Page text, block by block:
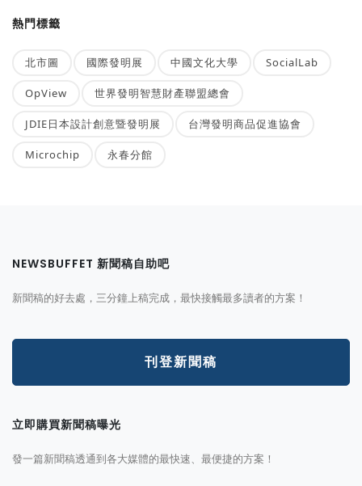
熱門標籤
北市圖 國際發明展 中國文化大學 SocialLab
OpView 世界發明智慧財產聯盟總會
JDIE日本設計創意暨發明展 台灣發明商品促進協會
Microchip 永春分館
NEWSBUFFET 新聞稿自助吧
新聞稿的好去處，三分鐘上稿完成，最快接觸最多讀者的方案！
刊登新聞稿
立即購買新聞稿曝光
發一篇新聞稿透通到各大媒體的最快速、最便捷的方案！